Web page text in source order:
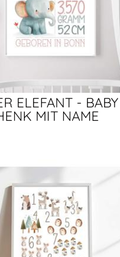
ELEFANT - BABY
MIT NAME